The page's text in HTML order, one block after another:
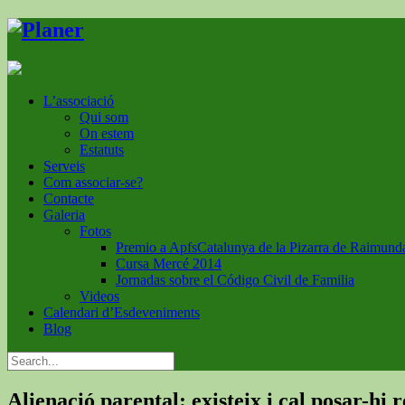
L’associació
Qui som
On estem
Estatuts
Serveis
Com associar-se?
Contacte
Galeria
Fotos
Premio a ApfsCatalunya de la Pizarra de
Cursa Mercé 2014
Jornadas sobre el Código Civil de Familia
Videos
Calendari d’Esdeveniments
Blog
Alienació parental: existeix i cal posar-hi